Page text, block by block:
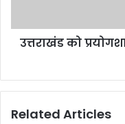
उत्तराखंड को
Related Articles